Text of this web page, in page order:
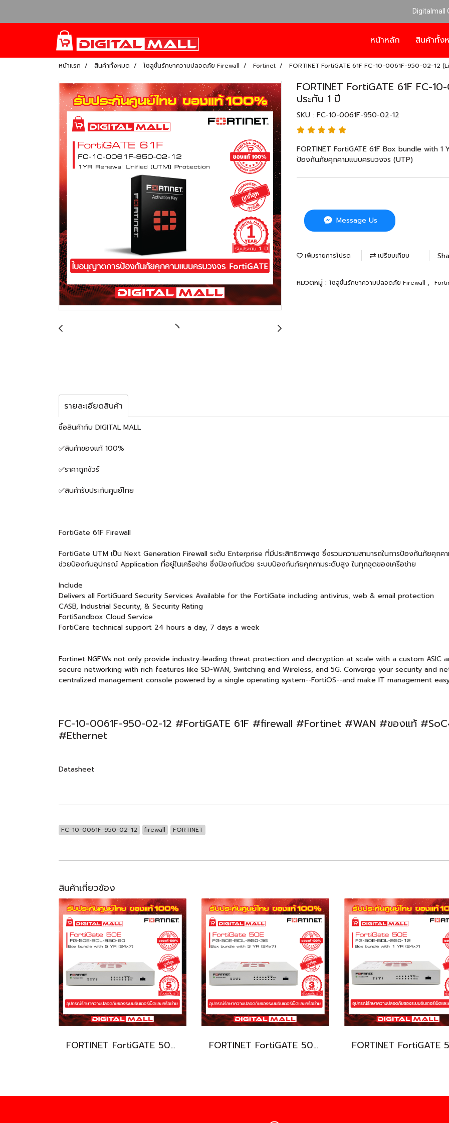
Digitalmall
หน้าหลัก สินค้าทั้ง
หน้าแรก สินค้าทั้งหมด โซลูชั่นรักษาความปลอดภัย Firewall Fortinet FORTINET FortiGATE 61F FC-10-0061F-950-02-12
FORTINET FortiGATE 61F FC-
ประกัน 1 ปี
SKU : FC-10-0061F-950-02-12
FORTINET FortiGATE 61F Box bundle with
ป้องกันภัยคุกคามแบบครบวงจร (UTP)
Message Us
เพิ่มรายการโปรด เปรียบเทียบ
หมวดหมู่ : โซลูชั่นรักษาความปลอดภัย Firewall ,
รายละเอียดสินค้า
ซื้อสินค้ากับ DIGITAL MALL
✅สินค้าของแท้ 100%
✅ราคาถูกชัวร์
✅สินค้ารับประกันศูนย์ไทย
FortiGate 61F Firewall
FortiGate UTM เป็น Next Generation Firewall ระดับ Enterprise ที่มีประสิทธิภาพสูง ซึ่งรวมความสามารถในการป้องกันภัยคุก
ช่วยป้องกับอุปกรณ์ Application ที่อยู่ในเครือข่าย ซึ่งป้องกันด้วย ระบบป้องกันภัยคุกคามระดับสูง ในทุกจุดของเครือข่าย
Include
Delivers all FortiGuard Security Services Available for the FortiGate including antivirus, web & email protection
CASB, Industrial Security, & Security Rating
FortiSandbox Cloud Service
FortiCare technical support 24 hours a day, 7 days a week
Fortinet NGFWs not only provide industry-leading threat protection and decryption at scale with a custom ASIC
secure networking with rich features like SD-WAN, Switching and Wireless, and 5G. Converge your security and
centralized management console powered by a single operating system--FortiOS--and make IT management
FC-10-0061F-950-02-12 #FortiGATE 61F #firewall #Fortinet #WAN #ของแท้
#Ethernet
Datasheet
FC-10-0061F-950-02-12 firewall FORTINET
สินค้าเกี่ยวข้อง
FORTINET FortiGATE 50E FG-50E-BDL-950-60 (Firewall) รับประกัน 5 ปี FORTINET FortiGATE 50E FG-50E-BDL-950-36 (Firewall) รับประกัน 3 ปี